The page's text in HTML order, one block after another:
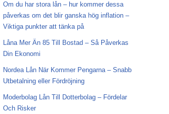
Om du har stora lån – hur kommer dessa
påverkas om det blir ganska hög inflation –
Viktiga punkter att tänka på
Låna Mer Än 85 Till Bostad – Så Påverkas
Din Ekonomi
Nordea Lån När Kommer Pengarna – Snabb
Utbetalning eller Fördröjning
Moderbolag Lån Till Dotterbolag – Fördelar
Och Risker